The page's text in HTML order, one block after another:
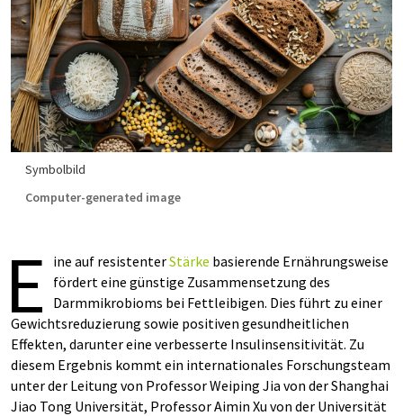
Symbolbild
Computer-generated image
E ine auf resistenterStärke basierende Ernährungsweise
fördert eine günstige Zusammensetzung des
Darmmikrobioms bei Fettleibigen. Dies führt zu einer
Gewichtsreduzierung sowie positiven gesundheitlichen
Effekten, darunter eine verbesserte Insulinsensitivität. Zu
diesem Ergebnis kommt ein internationales Forschungsteam
unter der Leitung von Professor Weiping Jia von der Shanghai
Jiao Tong Universität, Professor Aimin Xu von der Universität